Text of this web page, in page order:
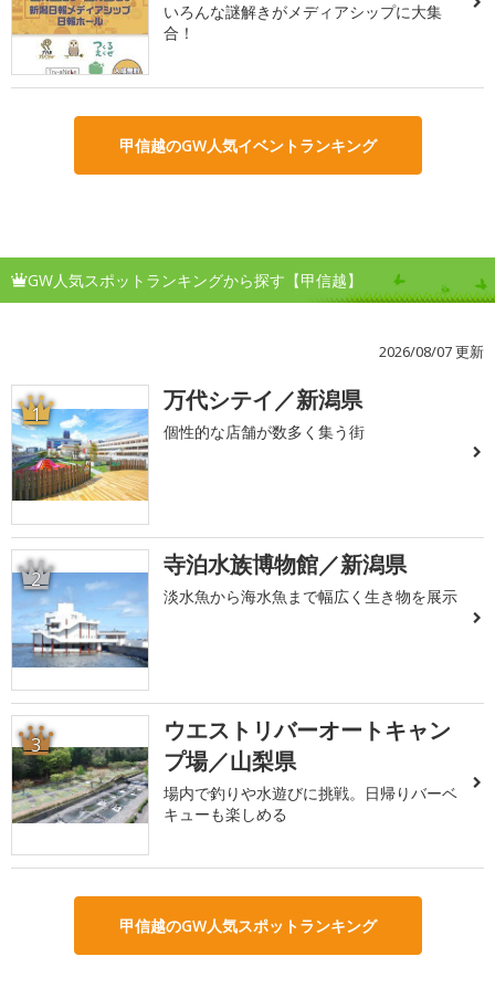
いろんな謎解きがメディアシップに大集
合！
甲信越のGW人気イベントランキング
GW人気スポットランキングから探す【甲信越】
2026/08/07 更新
1 万代シテイ／新潟県
個性的な店舗が数多く集う街
2 寺泊水族博物館／新潟県
淡水魚から海水魚まで幅広く生き物を展示
3
ウエストリバーオートキャン
プ場／山梨県
場内で釣りや水遊びに挑戦。日帰りバーベ
キューも楽しめる
甲信越のGW人気スポットランキング